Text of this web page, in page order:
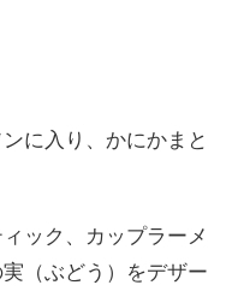
に入り、かにかまと
ック、カップラーメ
（ぶどう）をデザー